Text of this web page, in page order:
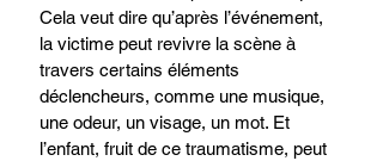
Cela veut dire qu’après l’événement,
la victime peut revivre la scène à
travers certains éléments
déclencheurs, comme une musique,
une odeur, un visage, un mot. Et
l’enfant, fruit de ce traumatisme, peut